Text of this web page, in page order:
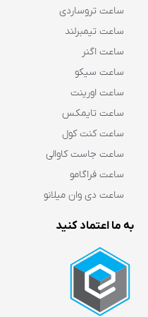
ساعت تروساردی
ساعت تیمبرلند
ساعت اگنر
ساعت سیکو
ساعت اورینت
ساعت تایمکس
ساعت کنت کول
ساعت جاست کاوالی
ساعت فراگامو
ساعت دی وان میلانو
به ما اعتماد کنید